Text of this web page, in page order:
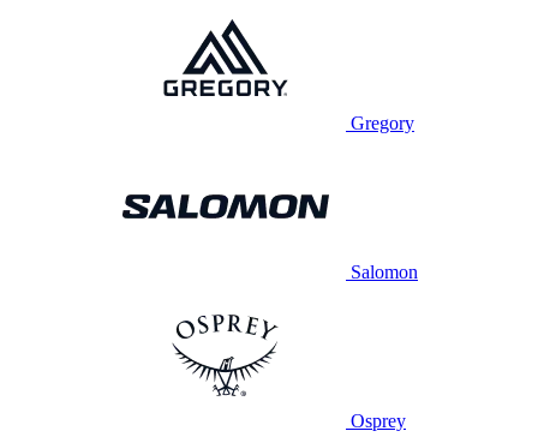
Gregory
Salomon
Osprey